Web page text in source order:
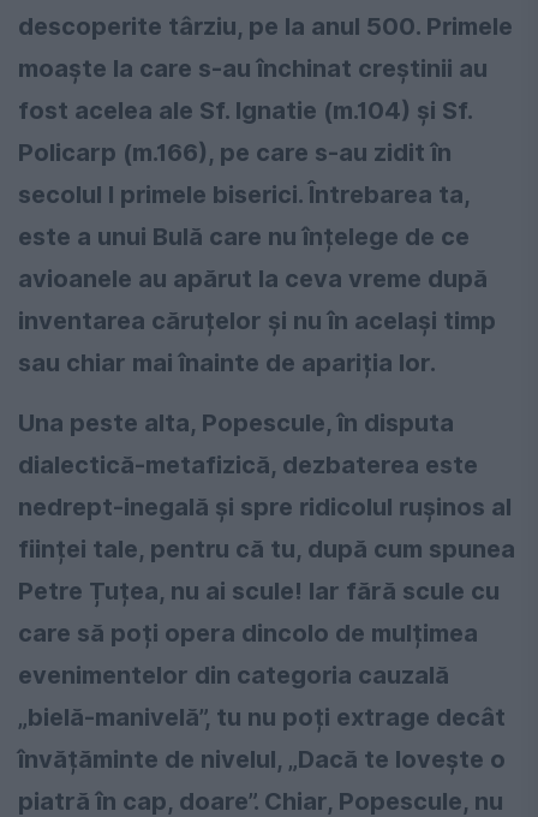
descoperite târziu, pe la anul 500. Primele
moaște la care s-au închinat creștinii au
fost acelea ale Sf. Ignatie (m.104) și Sf.
Policarp (m.166), pe care s-au zidit în
secolul I primele biserici. Întrebarea ta,
este a unui Bulă care nu înțelege de ce
avioanele au apărut la ceva vreme după
inventarea căruțelor și nu în același timp
sau chiar mai înainte de apariția lor.
Una peste alta, Popescule, în disputa
dialectică-metafizică, dezbaterea este
nedrept-inegală și spre ridicolul rușinos al
ființei tale, pentru că tu, după cum spunea
Petre Țuțea, nu ai scule! Iar fără scule cu
care să poți opera dincolo de mulțimea
evenimentelor din categoria cauzală
„bielă-manivelă”, tu nu poți extrage decât
învățăminte de nivelul, „Dacă te lovește o
piatră în cap, doare”. Chiar, Popescule, nu